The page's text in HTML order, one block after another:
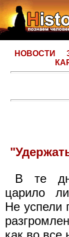
НОВОСТИ
В те
царило
Не успели